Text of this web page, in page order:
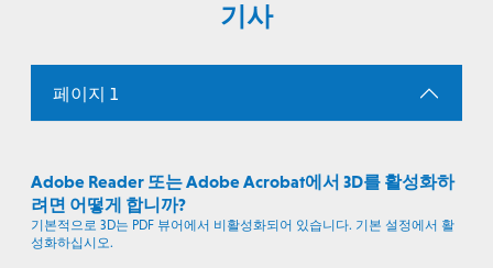
기사
페이지 1
Adobe Reader 또는 Adobe Acrobat에서 3D를 활성화하
려면 어떻게 합니까?
기본적으로 3D는 PDF 뷰어에서 비활성화되어 있습니다. 기본 설정에서 활
성화하십시오.